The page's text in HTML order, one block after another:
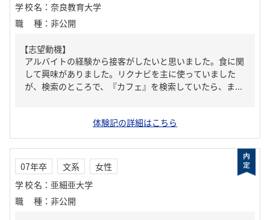
学校名 ： 奈良教育大学
職種 ： 非公開
【志望動機】
アルバイトの経験から接客がしたいと思いました。食に関
して興味がありました。リクナビを主に使っていました
が、検索のところで、『カフェ』を検索していたら、ま...
体験記の詳細はこちら
07年卒 文系
女性
学校名 ： 亜細亜大学
職種 ： 非公開